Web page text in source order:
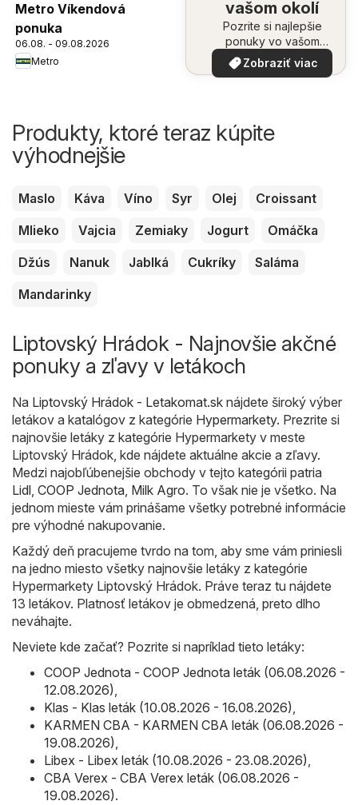
Metro Víkendová
ponuka
06.08. - 09.08.2026
Metro
vašom okolí
Pozrite si najlepšie
ponuky vo vašom
okolí
Zobraziť viac
Produkty, ktoré teraz kúpite
výhodnejšie
Maslo Káva Víno Syr Olej
Croissant
Mlieko
Vajcia Zemiaky Jogurt
Omáčka
Džús
Nanuk Jablká Cukríky
Saláma
Mandarinky
Liptovský Hrádok - Najnovšie akčné
ponuky a zľavy v letákoch
Na Liptovský Hrádok - Letakomat.sk nájdete široký výber
letákov a katalógov z kategórie Hypermarkety. Prezrite si
najnovšie letáky z kategórie Hypermarkety v meste
Liptovský Hrádok, kde nájdete aktuálne akcie a zľavy.
Medzi najobľúbenejšie obchody v tejto kategórii patria
Lidl, COOP Jednota, Milk Agro. To však nie je všetko. Na
jednom mieste vám prinášame všetky potrebné informácie
pre výhodné nakupovanie.
Každý deň pracujeme tvrdo na tom, aby sme vám priniesli
na jedno miesto všetky najnovšie letáky z kategórie
Hypermarkety Liptovský Hrádok. Práve teraz tu nájdete
13 letákov. Platnosť letákov je obmedzená, preto dlho
neváhajte.
Neviete kde začať? Pozrite si napríklad tieto letáky:
COOP Jednota - COOP Jednota leták (06.08.2026 -
12.08.2026),
Klas - Klas leták (10.08.2026 - 16.08.2026),
KARMEN CBA - KARMEN CBA leták (06.08.2026 -
19.08.2026),
Libex - Libex leták (10.08.2026 - 23.08.2026),
CBA Verex - CBA Verex leták (06.08.2026 -
19.08.2026).